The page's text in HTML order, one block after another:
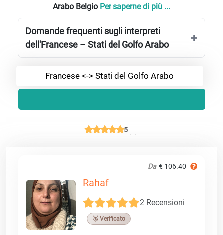
Arabo Belgio Per saperne di più ...
Domande frequenti sugli interpreti
dell'Francese – Stati del Golfo Arabo
Francese <-> Stati del Golfo Arabo
5
Da € 106.40
Rahaf
2 Recensioni
🥉 Verificato